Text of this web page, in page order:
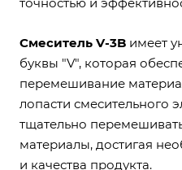
точностью и
Смеситель V-3B имеет
буквы "V", которая
перемешивание
лопасти смесительного
тщательно
материалы, достигая
и качества продукта.